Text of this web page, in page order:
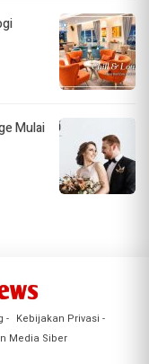
Mulai
Kebijakan Privasi
Media Siber